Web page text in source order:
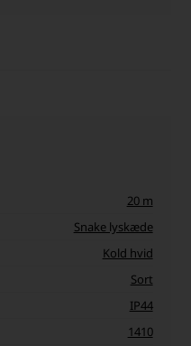
20 m
Snake lyskæde
Kold hvid
Sort
IP44
1410